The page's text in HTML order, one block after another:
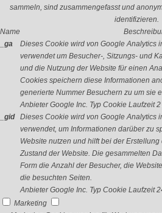
sammeln, sind zusammengefasst und
identifizieren.
Name
_ga
Dieses Cookie wird von Google Analytics
verwendet um Besucher-, Sitzungs- und
und die Nutzung der Website für einen
Cookies speichern diese Informationen
generierte Nummer Besuchern zu um sie
Anbieter Google Inc. Typ Cookie Laufzeit 2
_gid
Dieses Cookie wird von Google Analytics
verwendet, um Informationen darüber zu
Website nutzen und hilft bei der
Zustand der Website. Die gesammelten
Form die Anzahl der Besucher, die
die besuchten Seiten.
Anbieter Google Inc. Typ Cookie Laufzeit
Marketing